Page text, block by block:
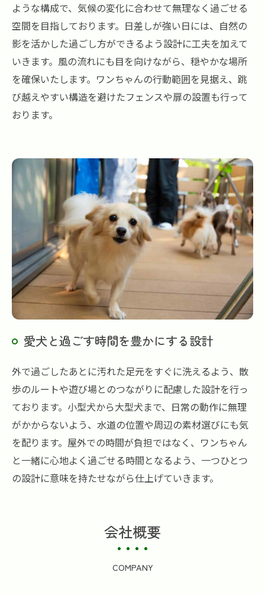
ような構成で、気候の変化に合わせて無理なく過ごせる
空間を目指しております。日差しが強い日には、自然の
影を活かした過ごし方ができるよう設計に工夫を加えて
いきます。風の流れにも目を向けながら、穏やかな場所
を確保いたします。ワンちゃんの行動範囲を見据え、跳
び越えやすい構造を避けたフェンスや扉の設置も行って
おります。
愛犬と過ごす時間を豊かにする設計
外で過ごしたあとに汚れた足元をすぐに洗えるよう、散
歩のルートや遊び場とのつながりに配慮した設計を行っ
ております。小型犬から大型犬まで、日常の動作に無理
がかからないよう、水道の位置や周辺の素材選びにも気
を配ります。屋外での時間が負担ではなく、ワンちゃん
と一緒に心地よく過ごせる時間となるよう、一つひとつ
の設計に意味を持たせながら仕上げていきます。
会社概要
COMPANY